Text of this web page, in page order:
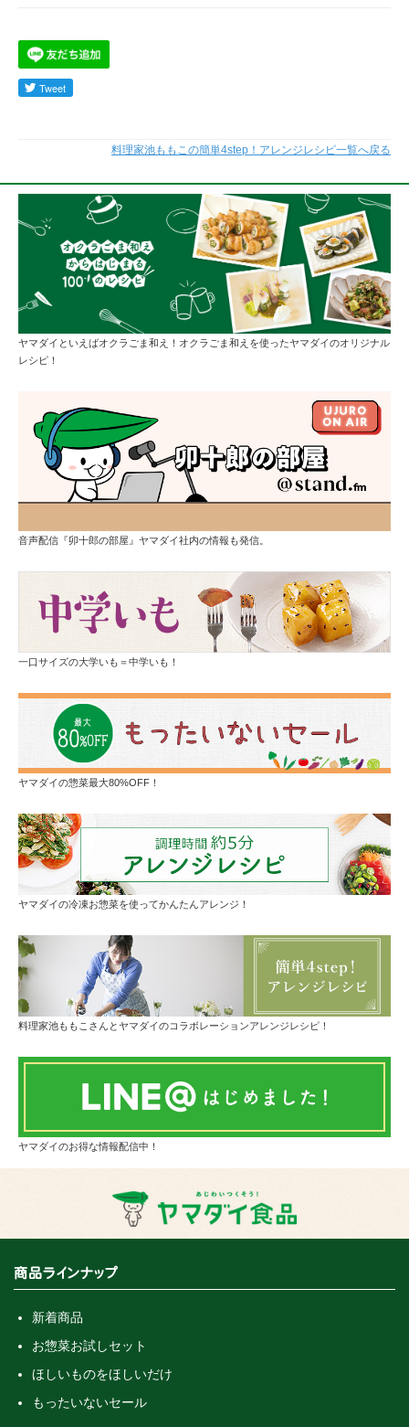
料理家池ももこの簡単4step！アレンジレシピ一覧へ戻る
ヤマダイといえばオクラごま和え！オクラごま和えを使ったヤマダイのオリジナル
レシピ！
音声配信『卯十郎の部屋』ヤマダイ社内の情報も発信。
一口サイズの大学いも＝中学いも！
ヤマダイの惣菜最大80%OFF！
ヤマダイの冷凍お惣菜を使ってかんたんアレンジ！
料理家池ももこさんとヤマダイのコラボレーションアレンジレシピ！
ヤマダイのお得な情報配信中！
商品ラインナップ
新着商品
お惣菜お試しセット
ほしいものをほしいだけ
もったいないセール